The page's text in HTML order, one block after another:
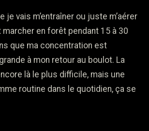
je vais m’entraîner ou juste m’aérer
marcher en forêt pendant 15 à 30
que ma concentration est
à mon retour au boulot. La
là le plus difficile, mais une
routine dans le quotidien, ça se